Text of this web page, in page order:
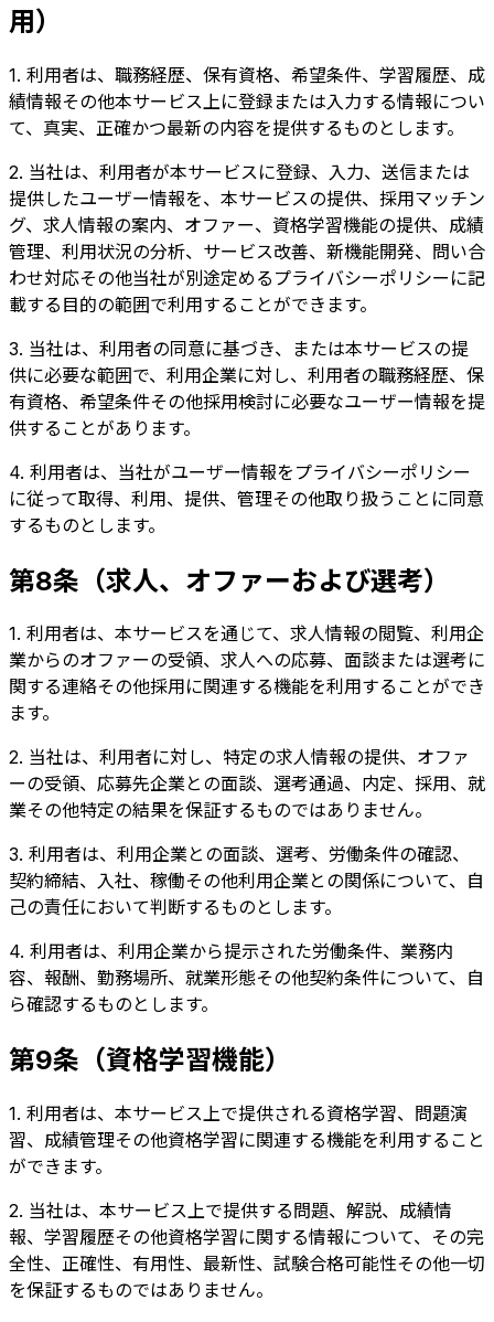
用）
1. 利用者は、職務経歴、保有資格、希望条件、学習履歴、成
績情報その他本サービス上に登録または入力する情報につい
て、真実、正確かつ最新の内容を提供するものとします。
2. 当社は、利用者が本サービスに登録、入力、送信または
提供したユーザー情報を、本サービスの提供、採用マッチン
グ、求人情報の案内、オファー、資格学習機能の提供、成績
管理、利用状況の分析、サービス改善、新機能開発、問い合
わせ対応その他当社が別途定めるプライバシーポリシーに記
載する目的の範囲で利用することができます。
3. 当社は、利用者の同意に基づき、または本サービスの提
供に必要な範囲で、利用企業に対し、利用者の職務経歴、保
有資格、希望条件その他採用検討に必要なユーザー情報を提
供することがあります。
4. 利用者は、当社がユーザー情報をプライバシーポリシー
に従って取得、利用、提供、管理その他取り扱うことに同意
するものとします。
第8条（求人、オファーおよび選考）
1. 利用者は、本サービスを通じて、求人情報の閲覧、利用企
業からのオファーの受領、求人への応募、面談または選考に
関する連絡その他採用に関連する機能を利用することができ
ます。
2. 当社は、利用者に対し、特定の求人情報の提供、オファ
ーの受領、応募先企業との面談、選考通過、内定、採用、就
業その他特定の結果を保証するものではありません。
3. 利用者は、利用企業との面談、選考、労働条件の確認、
契約締結、入社、稼働その他利用企業との関係について、自
己の責任において判断するものとします。
4. 利用者は、利用企業から提示された労働条件、業務内
容、報酬、勤務場所、就業形態その他契約条件について、自
ら確認するものとします。
第9条（資格学習機能）
1. 利用者は、本サービス上で提供される資格学習、問題演
習、成績管理その他資格学習に関連する機能を利用すること
ができます。
2. 当社は、本サービス上で提供する問題、解説、成績情
報、学習履歴その他資格学習に関する情報について、その完
全性、正確性、有用性、最新性、試験合格可能性その他一切
を保証するものではありません。